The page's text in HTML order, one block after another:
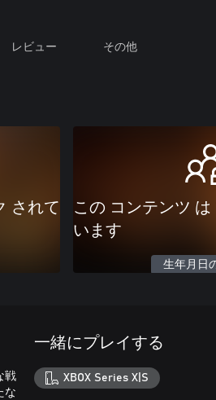
レビュー その他
されて
この コンテンツ
います
生年月日
戦
な
一緒にプレイする
XBOX Series X|S